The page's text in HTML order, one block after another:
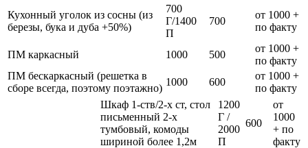
Кухонный уголок из сосны (из
березы, бука и дуба +50%)
700
Г/1400
П
700
от 1000 +
по факту
ПМ каркасный 1000 500
от 1000 +
по факту
ПМ бескаркасный (решетка в
сборе всегда, поэтому поэтажно)
1000 600
от 1000 +
по факту
Шкаф 1-ств/2-х ст, стол
письменный 2-х
тумбовый, комоды
шириной более 1,2м
1200
Г /
2000
П
600
от
1000
+ по
факту